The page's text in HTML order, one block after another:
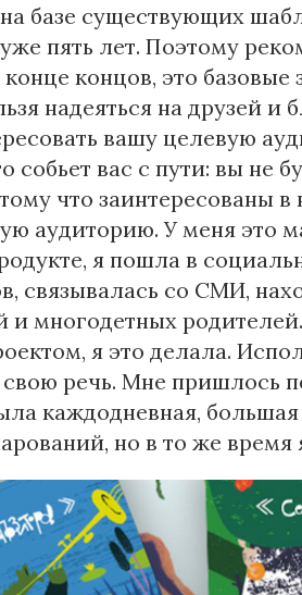
базе существующих
пять лет. Поэтому
концов, это
надеяться на друзей и
вашу целевую
собьет вас с пути: вы не
что заинтересованы в
аудиторию. У меня это
я пошла в
связывалась со СМИ,
многодетных
я это делала.
речь. Мне пришлось
каждодневная,
но в то же время